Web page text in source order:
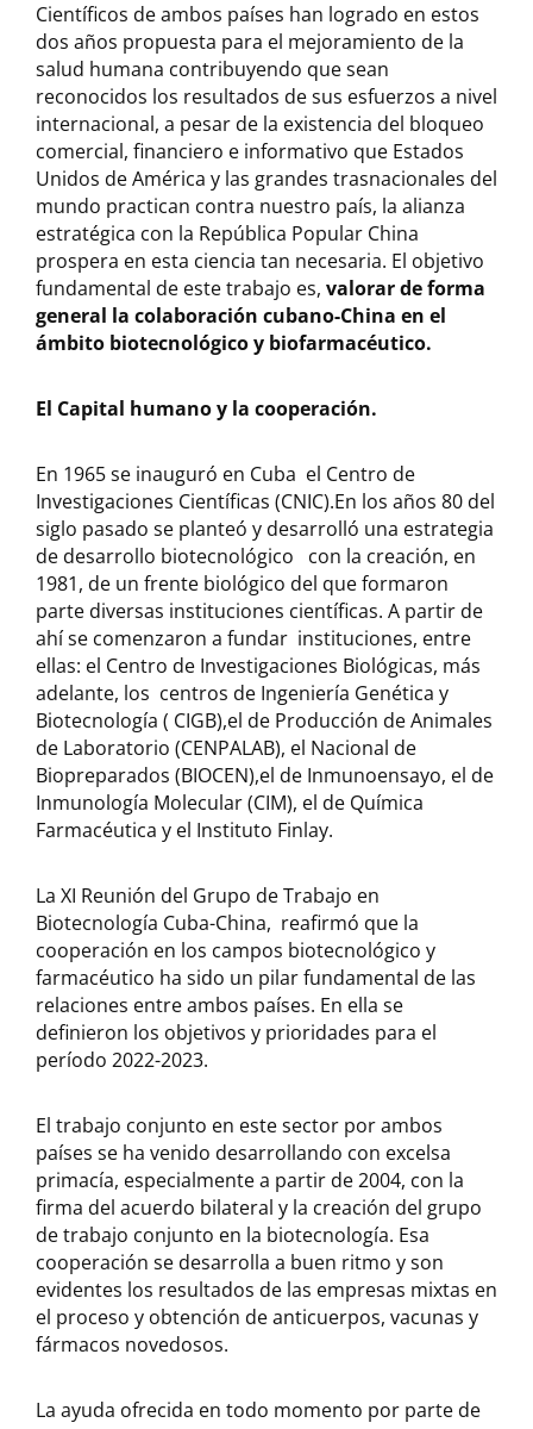
Científicos de ambos países han logrado en estos
dos años propuesta para el mejoramiento de la
salud humana contribuyendo que sean
reconocidos los resultados de sus esfuerzos a nivel
internacional, a pesar de la existencia del bloqueo
comercial, financiero e informativo que Estados
Unidos de América y las grandes trasnacionales del
mundo practican contra nuestro país, la alianza
estratégica con la República Popular China
prospera en esta ciencia tan necesaria. El objetivo
fundamental de este trabajo es, valorar de forma
general la colaboración cubano-China en el
ámbito biotecnológico y biofarmacéutico.
El Capital humano y la cooperación.
En 1965 se inauguró en Cuba el Centro de
Investigaciones Científicas (CNIC).En los años 80 del
siglo pasado se planteó y desarrolló una estrategia
de desarrollo biotecnológico con la creación, en
1981, de un frente biológico del que formaron
parte diversas instituciones científicas. A partir de
ahí se comenzaron a fundar instituciones, entre
ellas: el Centro de Investigaciones Biológicas, más
adelante, los centros de Ingeniería Genética y
Biotecnología ( CIGB),el de Producción de Animales
de Laboratorio (CENPALAB), el Nacional de
Biopreparados (BIOCEN),el de Inmunoensayo, el de
Inmunología Molecular (CIM), el de Química
Farmacéutica y el Instituto Finlay.
La XI Reunión del Grupo de Trabajo en
Biotecnología Cuba-China, reafirmó que la
cooperación en los campos biotecnológico y
farmacéutico ha sido un pilar fundamental de las
relaciones entre ambos países. En ella se
definieron los objetivos y prioridades para el
período 2022-2023.
El trabajo conjunto en este sector por ambos
países se ha venido desarrollando con excelsa
primacía, especialmente a partir de 2004, con la
firma del acuerdo bilateral y la creación del grupo
de trabajo conjunto en la biotecnología. Esa
cooperación se desarrolla a buen ritmo y son
evidentes los resultados de las empresas mixtas en
el proceso y obtención de anticuerpos, vacunas y
fármacos novedosos.
La ayuda ofrecida en todo momento por parte de